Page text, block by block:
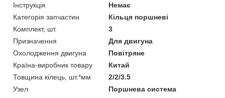
Інструкція
Немає
Категорія запчастин
Кільця поршневі
Комплект, шт.
3
Призначення
Для двигуна
Охолодження двигуна
Повітряне
Країна-виробник товару
Китай
Товщина кілець, шт.*мм
2/2/3.5
Узел
Поршнева система